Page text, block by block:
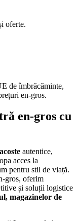
oferte.
de îmbrăcăminte,
en-gros.
en-gros cu
autentice,
acces la
pentru stil de viață.
gros, oferim
și soluții logistice
magazinelor de